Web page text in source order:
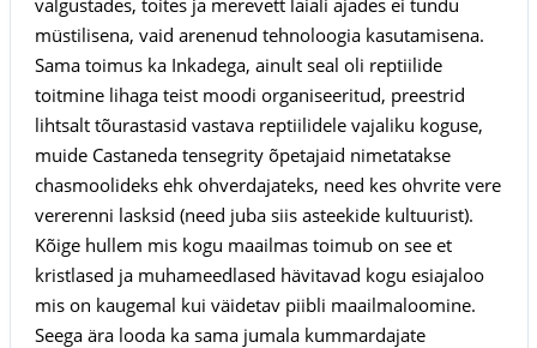
müstilisena, vaid arenenud tehnoloogia kasutamisena.
Sama toimus ka Inkadega, ainult seal oli reptiilide
toitmine lihaga teist moodi organiseeritud, preestrid
lihtsalt tõurastasid vastava reptiilidele vajaliku koguse,
muide Castaneda tensegrity õpetajaid nimetatakse
chasmoolideks ehk ohverdajateks, need kes ohvrite vere
vererenni lasksid (need juba siis asteekide kultuurist).
Kõige hullem mis kogu maailmas toimub on see et
kristlased ja muhameedlased hävitavad kogu esiajaloo
mis on kaugemal kui väidetav piibli maailmaloomine.
Seega ära looda ka sama jumala kummardajate